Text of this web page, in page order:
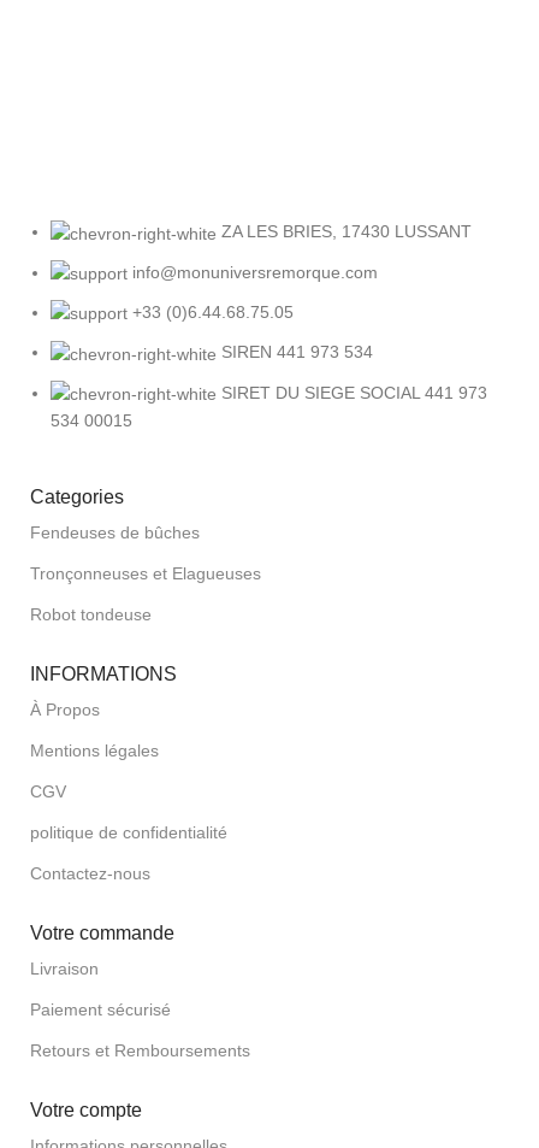
ZA LES BRIES, 17430 LUSSANT
info@monuniversremorque.com
+33 (0)6.44.68.75.05
SIREN 441 973 534
SIRET DU SIEGE SOCIAL 441 973
534 00015
Categories
Fendeuses de bûches
Tronçonneuses et Elagueuses
Robot tondeuse
INFORMATIONS
À Propos
Mentions légales
CGV
politique de confidentialité
Contactez-nous
Votre commande
Livraison
Paiement sécurisé
Retours et Remboursements
Votre compte